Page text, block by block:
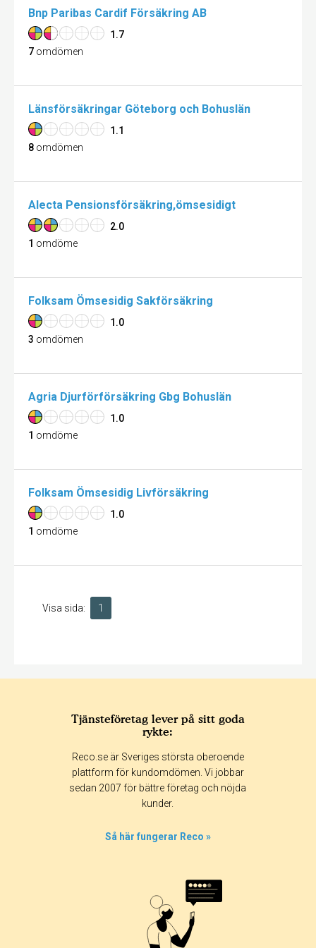
Bnp Paribas Cardif Försäkring AB
1.7
7 omdömen
Länsförsäkringar Göteborg och Bohuslän
1.1
8 omdömen
Alecta Pensionsförsäkring,ömsesidigt
2.0
1 omdöme
Folksam Ömsesidig Sakförsäkring
1.0
3 omdömen
Agria Djurförförsäkring Gbg Bohuslän
1.0
1 omdöme
Folksam Ömsesidig Livförsäkring
1.0
1 omdöme
Visa sida: 1
Tjänsteföretag lever på sitt goda
rykte:
Reco.se är Sveriges största oberoende
plattform för kundomdömen. Vi jobbar
sedan 2007 för bättre företag och nöjda
kunder.
Så här fungerar Reco »